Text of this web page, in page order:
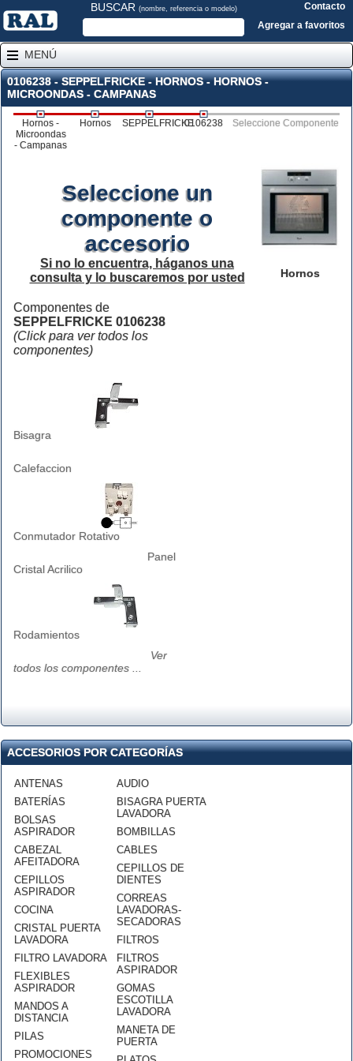
BUSCAR (nombre, referencia o modelo)
Contacto
Agregar a favoritos
MENÚ
0106238 - SEPPELFRICKE - HORNOS - HORNOS -
MICROONDAS - CAMPANAS
Hornos -
Microondas
- Campanas
Hornos SEPPELFRICKE0106238 Seleccione Componente
Hornos
Seleccione un
componente o
accesorio
Si no lo encuentra, háganos una
consulta y lo buscaremos por usted
Componentes de
SEPPELFRICKE 0106238
(Click para ver todos los
componentes)
Bisagra
Calefaccion
Conmutador Rotativo
Panel
Cristal Acrilico
Rodamientos
Ver
todos los componentes ...
ACCESORIOS POR CATEGORÍAS
ANTENAS
BATERÍAS
BOLSAS
ASPIRADOR
CABEZAL
AFEITADORA
CEPILLOS
ASPIRADOR
COCINA
CRISTAL PUERTA
LAVADORA
FILTRO LAVADORA
FLEXIBLES
ASPIRADOR
MANDOS A
DISTANCIA
PILAS
PROMOCIONES
AUDIO
BISAGRA PUERTA
LAVADORA
BOMBILLAS
CABLES
CEPILLOS DE
DIENTES
CORREAS
LAVADORAS-
SECADORAS
FILTROS
FILTROS
ASPIRADOR
GOMAS
ESCOTILLA
LAVADORA
MANETA DE
PUERTA